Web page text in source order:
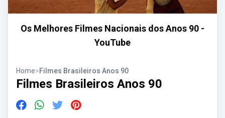
Os Melhores Filmes Nacionais dos Anos 90 -
YouTube
Home>Filmes Brasileiros Anos 90
Filmes Brasileiros Anos 90